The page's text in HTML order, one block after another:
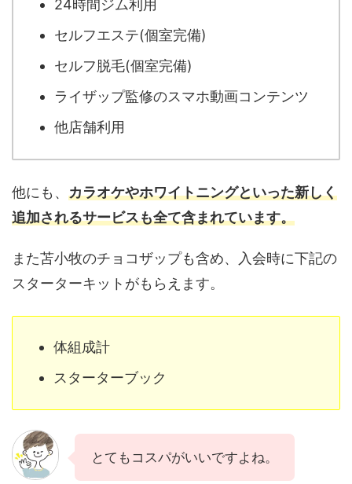
24時間ジム利用
セルフエステ(個室完備)
セルフ脱毛(個室完備)
ライザップ監修のスマホ動画コンテンツ
他店舗利用
他にも、 カラオケやホワイトニングといった新しく
追加されるサービスも全て含まれています。
また苫小牧のチョコザップも含め、入会時に下記の
スターターキットがもらえます。
体組成計
スターターブック
とてもコスパがいいですよね。